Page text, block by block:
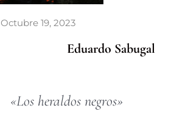
Octubre 19, 2023
Eduardo Sabugal
«Los heraldos negros»